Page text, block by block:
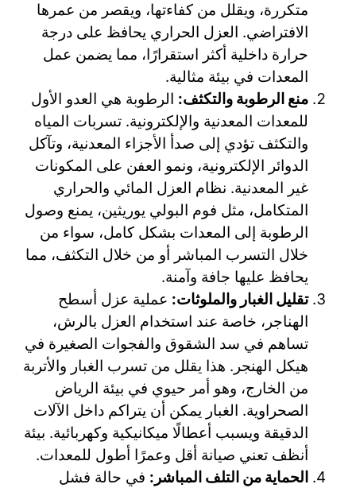
متكررة، ويقلل من كفاءتها، ويقصر من عمرها
الافتراضي. العزل الحراري يحافظ على درجة
حرارة داخلية أكثر استقرارًا، مما يضمن عمل
المعدات في بيئة مثالية.
منع الرطوبة والتكثف: الرطوبة هي العدو الأول
للمعدات المعدنية والإلكترونية. تسربات المياه
والتكثف تؤدي إلى صدأ الأجزاء المعدنية، وتآكل
الدوائر الإلكترونية، ونمو العفن على المكونات
غير المعدنية. نظام العزل المائي والحراري
المتكامل، مثل فوم البولي يوريثين، يمنع وصول
الرطوبة إلى المعدات بشكل كامل، سواء من
خلال التسرب المباشر أو من خلال التكثف، مما
يحافظ عليها جافة وآمنة.
تقليل الغبار والملوثات: عملية عزل أسطح
الهناجر، خاصة عند استخدام العزل بالرش،
تساهم في سد الشقوق والفجوات الصغيرة في
هيكل الهنجر. هذا يقلل من تسرب الغبار والأتربة
من الخارج، وهو أمر حيوي في بيئة الرياض
الصحراوية. الغبار يمكن أن يتراكم داخل الآلات
الدقيقة ويسبب أعطالًا ميكانيكية وكهربائية. بيئة
أنظف تعني صيانة أقل وعمرًا أطول للمعدات.
الحماية من التلف المباشر: في حالة فشل